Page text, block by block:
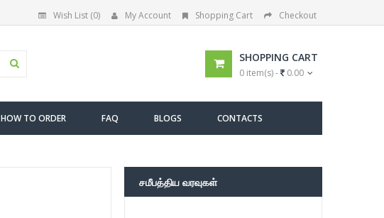
Wish List (0) My Account Shopping Cart Checkout
SHOPPING CART
0 item(s) - 0.00
HOW TO ORDER FAQ BLOGS CONTACTS
சமீபத்திய வரவுகள்